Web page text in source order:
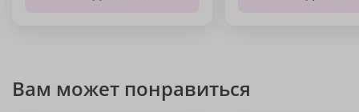
Вам может понравиться